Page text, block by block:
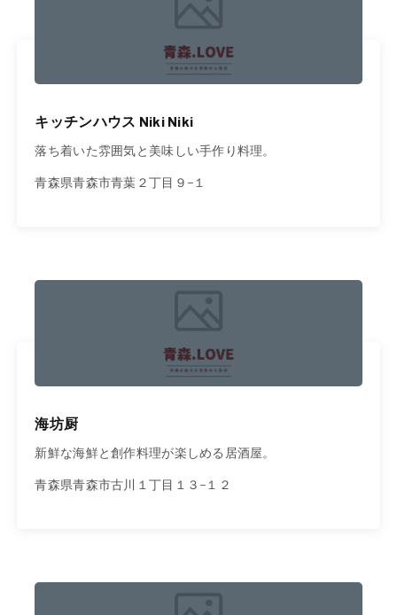
キッチンハウス Niki Niki
落ち着いた雰囲気と美味しい手作り料理。
青森県青森市青葉２丁目９−１
海坊厨
新鮮な海鮮と創作料理が楽しめる居酒屋。
青森県青森市古川１丁目１３−１２